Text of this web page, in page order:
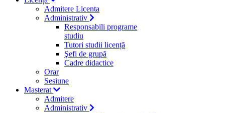
Admitere Licenta
Administrativ
Responsabili programe
studiu
Tutori studii licență
Şefi de grupă
Cadre didactice
Orar
Sesiune
Masterat
Admitere
Administrativ